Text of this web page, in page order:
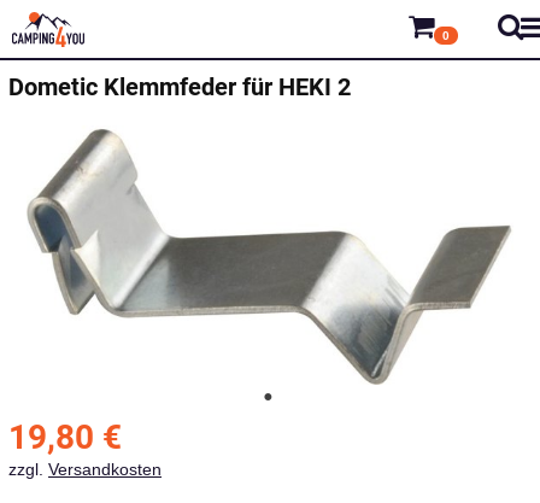
0
Dometic Klemmfeder für HEKI 2
19,80 €
zzgl. Versandkosten